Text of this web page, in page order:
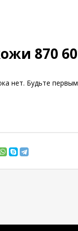
870
нет. Будьте